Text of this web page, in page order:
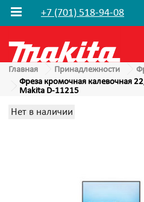
+7 (701) 518-94-08
Главная Принадлежности
Фреза кромочная калевочная
Makita D-11215
Нет в наличии